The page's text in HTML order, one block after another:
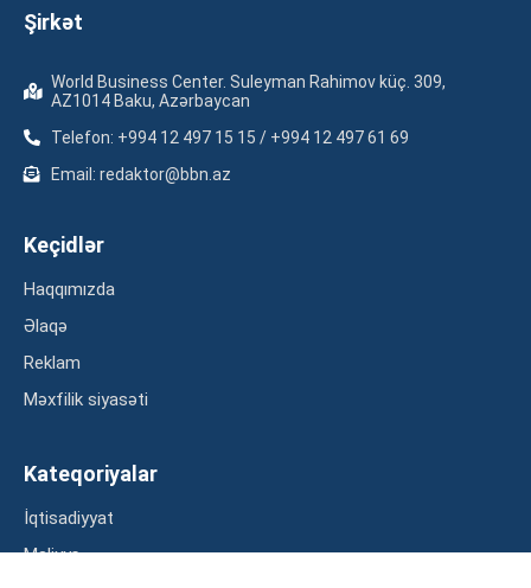
Şirkət
World Business Center. Suleyman Rahimov küç. 309,
AZ1014 Baku, Azərbaycan
Telefon: +994 12 497 15 15 / +994 12 497 61 69
Email: redaktor@bbn.az
Keçidlər
Haqqımızda
Əlaqə
Reklam
Məxfilik siyasəti
Kateqoriyalar
İqtisadiyyat
Maliyyə